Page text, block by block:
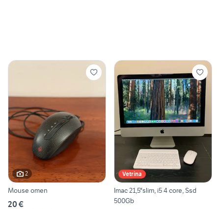
2
Mouse omen
20 €
Vetrina
Imac 21,5"slim, i5 4 core, Ssd
500Gb